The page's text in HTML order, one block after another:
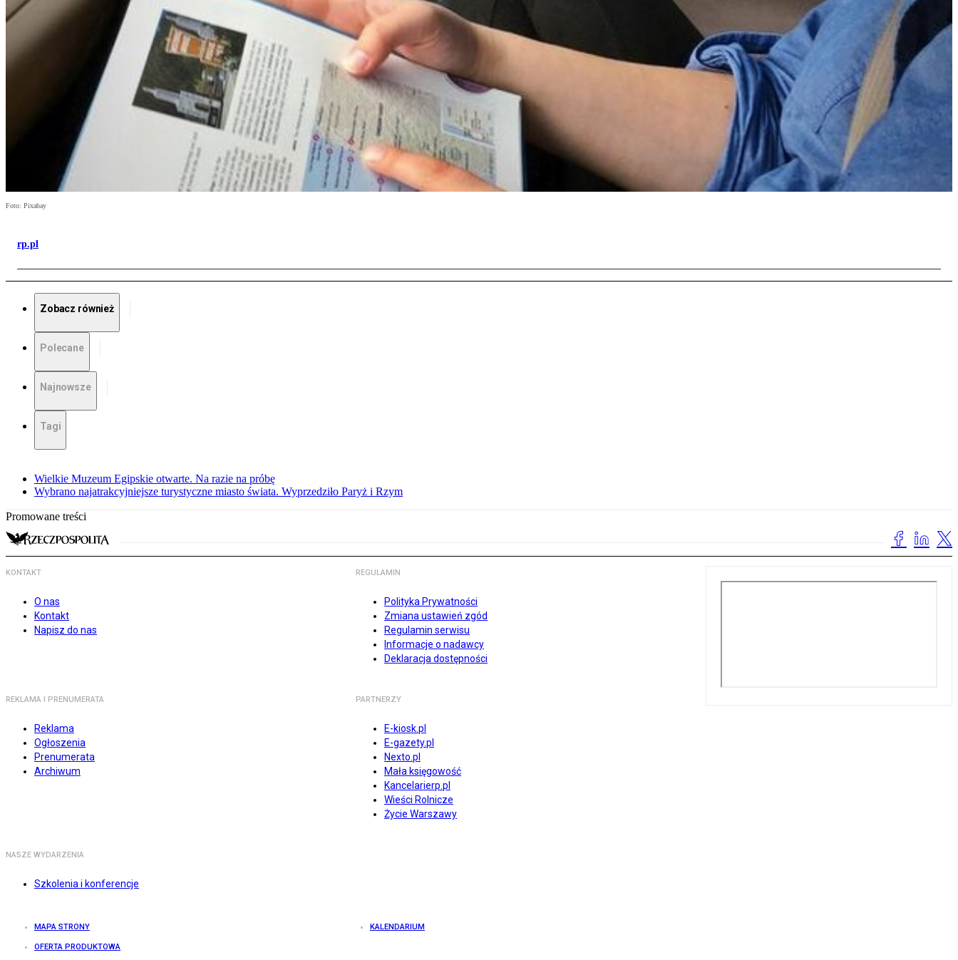
Foto: Pixabay
rp.pl
Zobacz również
Polecane
Najnowsze
Tagi
Wielkie Muzeum Egipskie otwarte. Na razie na próbę
Wybrano najatrakcyjniejsze turystyczne miasto świata. Wyprzedziło Paryż i Rzym
Promowane treści
KONTAKT
O nas
Kontakt
Napisz do nas
REGULAMIN
Polityka Prywatności
Zmiana ustawień zgód
Regulamin serwisu
Informacje o nadawcy
Deklaracja dostępności
REKLAMA I PRENUMERATA
Reklama
Ogłoszenia
Prenumerata
Archiwum
PARTNERZY
E-kiosk.pl
E-gazety.pl
Nexto.pl
Mała księgowość
Kancelarierp.pl
Wieści Rolnicze
Życie Warszawy
NASZE WYDARZENIA
Szkolenia i konferencje
MAPA STRONY KALENDARIUM
OFERTA PRODUKTOWA